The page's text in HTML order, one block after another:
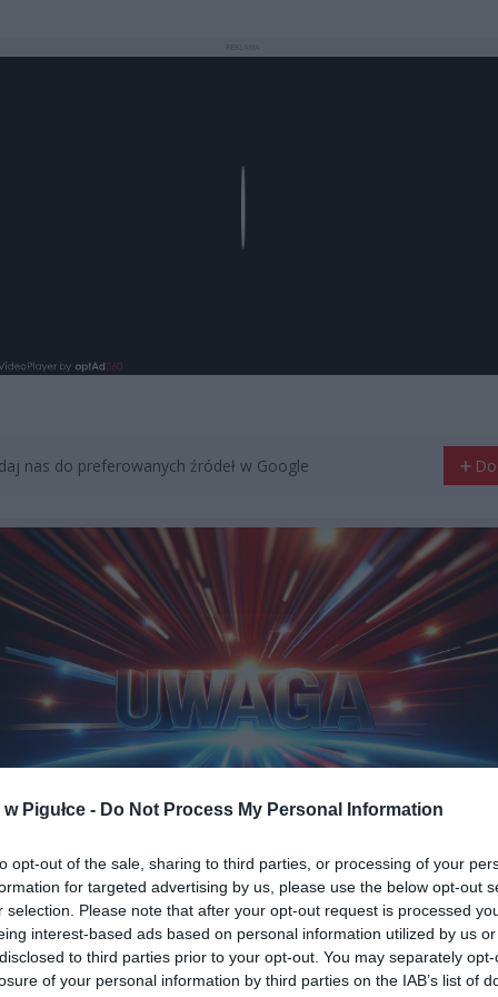
Pigułce - Do Not Process My Personal Information
opt-out of the sale, sharing to third parties, or processing of your
for targeted advertising by us, please use the below opt-out
selection. Please note that after your opt-out request is processed
interest-based ads based on personal information utilized by us
to third parties prior to your opt-out. You may separately
of your personal information by third parties on the IAB’s list of
nas do preferowanych źródeł w Google
zaprojektowany przez Warszawa w Pigułce wygenerowany w
krokiem kontroli jest wezwanie właściciela nieruchomości do
przedsiębiorcą odpowiedzialnym za wywóz nieczystości oraz faktur
potwierdzających regularne opłaty za tę usługę. Urzędnicy